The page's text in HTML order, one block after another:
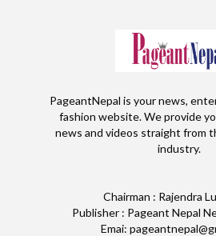
PageantNepal is your news,
fashion website. We provide
news and videos straight from
industry.
Chairman : Rajendra
Publisher : Pageant Nepal
Emai: